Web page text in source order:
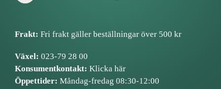
Frakt: Fri frakt gäller beställningar över 500 kr
Växel: 023-79 28 00
Konsumentkontakt: Klicka här
Öppettider: Måndag-fredag 08:30-12:00